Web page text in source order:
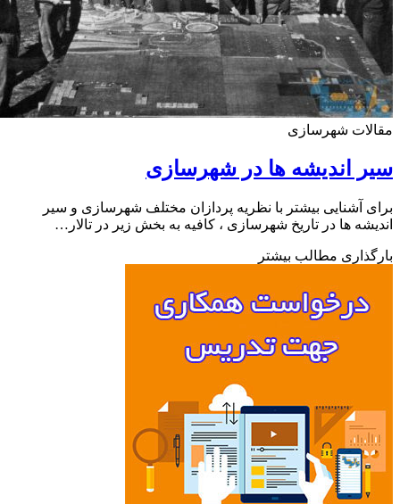
شهرسازی
اندیشه ها در شهرسازی
آشنایی بیشتر با نظریه پردازان مختلف شهرسازی و سیر
ها در تاریخ شهرسازی ، کافیه به بخش زیر در تالار…
مطالب بیشتر